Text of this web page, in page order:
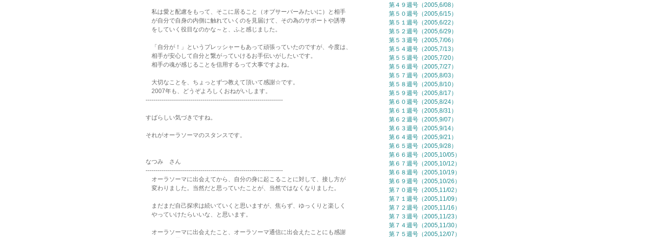
私は愛と配慮をもって、そこに居ること（オブサーバーみたいに）と相手
が自分で自身の内側に触れていくのを見届けて、その為のサポートや誘導
をしていく役目なのかな～と、ふと感じました。
「自分が！」というプレッシャーもあって頑張っていたのですが、今度は、
相手が安心して自分と繋がっていけるお手伝いがしたいです。
相手の魂が感じることを信用するって大事ですよね。
大切なことを、ちょっとずつ教えて頂いて感謝☆です。
2007年も、どうぞよろしくおねがいします。
----------------------------------------------------------------------
すばらしい気づきですね。
それがオーラソーマのスタンスです。
なつみ さん
----------------------------------------------------------------------
オーラソーマに出会えてから、自分の身に起こることに対して、接し方が
変わりました。当然だと思っていたことが、当然ではなくなりました。
まだまだ自己探求は続いていくと思いますが、焦らず、ゆっくりと楽しく
やっていけたらいいな、と思います。
オーラソーマに出会えたこと、オーラソーマ通信に出会えたことにも感謝
第４９週号（2005,6/08）
第５０週号（2005,6/15）
第５１週号（2005,6/22）
第５２週号（2005,6/29）
第５３週号（2005,7/06）
第５４週号（2005,7/13）
第５５週号（2005,7/20）
第５６週号（2005,7/27）
第５７週号（2005,8/03）
第５８週号（2005,8/10）
第５９週号（2005,8/17）
第６０週号（2005,8/24）
第６１週号（2005,8/31）
第６２週号（2005,9/07）
第６３週号（2005,9/14）
第６４週号（2005,9/21）
第６５週号（2005,9/28）
第６６週号（2005,10/05）
第６７週号（2005,10/12）
第６８週号（2005,10/19）
第６９週号（2005,10/26）
第７０週号（2005,11/02）
第７１週号（2005,11/09）
第７２週号（2005,11/16）
第７３週号（2005,11/23）
第７４週号（2005,11/30）
第７５週号（2005,12/07）